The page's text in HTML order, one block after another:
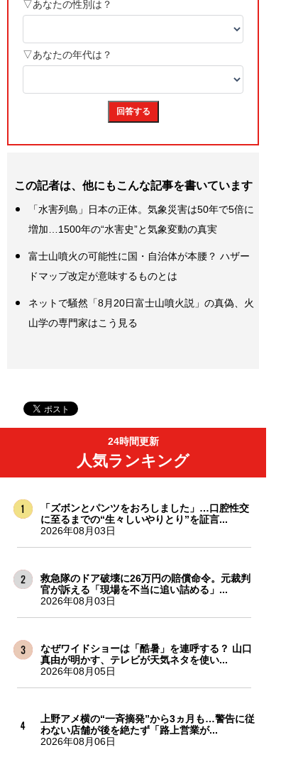
この記者は、他にもこんな記事を書いています
「水害列島」日本の正体。気象災害は50年で5倍に
増加…1500年の“水害史”と気象変動の真実
富士山噴火の可能性に国・自治体が本腰？ ハザー
ドマップ改定が意味するものとは
ネットで騒然「8月20日富士山噴火説」の真偽、火
山学の専門家はこう見る
24時間更新
人気ランキング
「ズボンとパンツをおろしました」…口腔性交
に至るまでの“生々しいやりとり”を証言...
2026年08月03日
救急隊のドア破壊に26万円の賠償命令。元裁判
官が訴える「現場を不当に追い詰める」...
2026年08月03日
なぜワイドショーは「酷暑」を連呼する？ 山口
真由が明かす、テレビが天気ネタを使い...
2026年08月05日
上野アメ横の“一斉摘発”から3ヵ月も…警告に従
わない店舗が後を絶たず「路上営業が...
2026年08月06日